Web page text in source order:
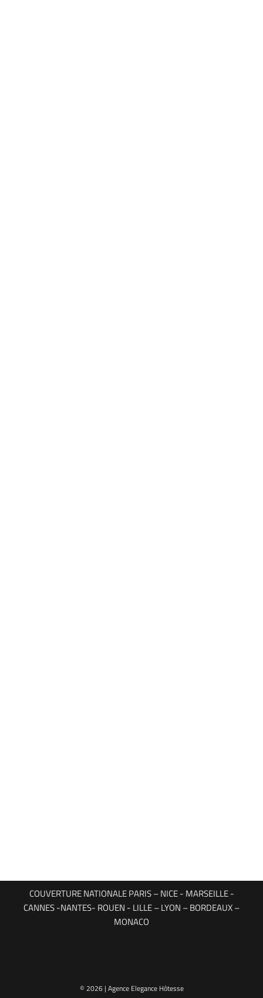
COUVERTURE NATIONALE PARIS – NICE - MARSEILLE -
CANNES -NANTES- ROUEN - LILLE – LYON – BORDEAUX –
MONACO
© 2026 | Agence Elegance Hôtesse